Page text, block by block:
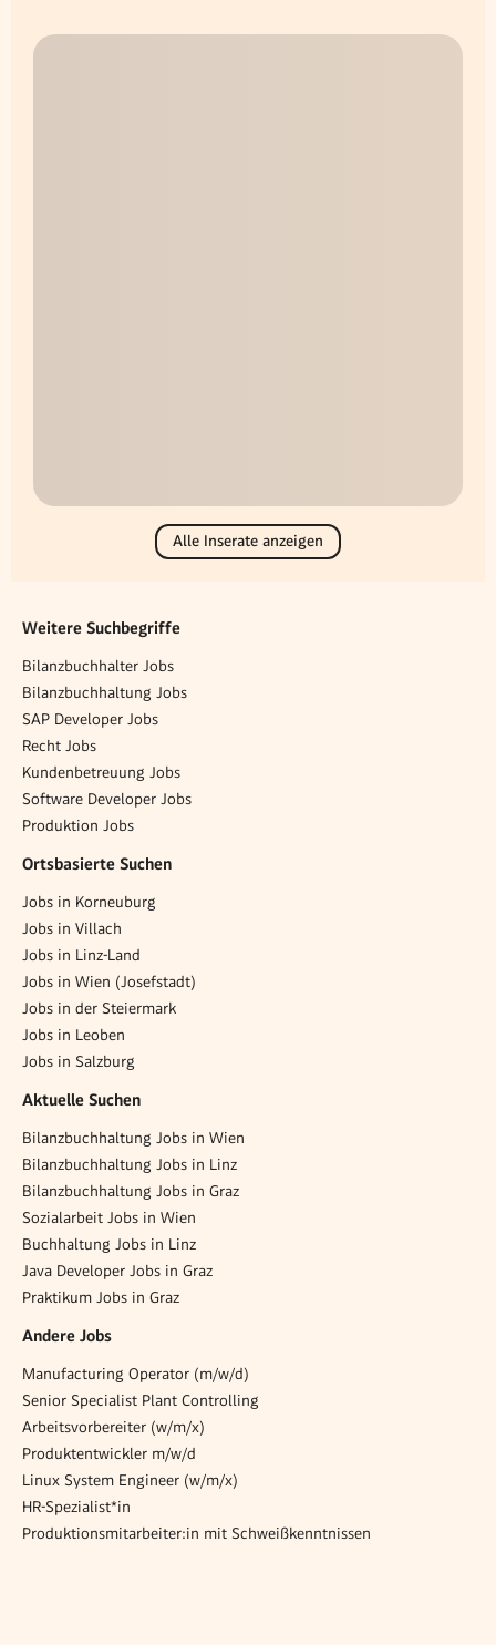
Alle Inserate anzeigen
Weitere Suchbegriffe
Bilanzbuchhalter Jobs
Bilanzbuchhaltung Jobs
SAP Developer Jobs
Recht Jobs
Kundenbetreuung Jobs
Software Developer Jobs
Produktion Jobs
Ortsbasierte Suchen
Jobs in Korneuburg
Jobs in Villach
Jobs in Linz-Land
Jobs in Wien (Josefstadt)
Jobs in der Steiermark
Jobs in Leoben
Jobs in Salzburg
Aktuelle Suchen
Bilanzbuchhaltung Jobs in Wien
Bilanzbuchhaltung Jobs in Linz
Bilanzbuchhaltung Jobs in Graz
Sozialarbeit Jobs in Wien
Buchhaltung Jobs in Linz
Java Developer Jobs in Graz
Praktikum Jobs in Graz
Andere Jobs
Manufacturing Operator (m/w/d)
Senior Specialist Plant Controlling
Arbeitsvorbereiter (w/m/x)
Produktentwickler m/w/d
Linux System Engineer (w/m/x)
HR-Spezialist*in
Produktionsmitarbeiter:in mit Schweißkenntnissen